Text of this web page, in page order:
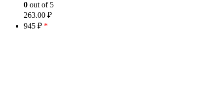
0 out of 5
263.00 ₽
945 ₽ *